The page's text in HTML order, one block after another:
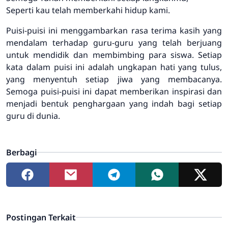
Seperti kau telah memberkahi hidup kami.
Puisi-puisi ini menggambarkan rasa terima kasih yang
mendalam terhadap guru-guru yang telah berjuang
untuk mendidik dan membimbing para siswa. Setiap
kata dalam puisi ini adalah ungkapan hati yang tulus,
yang menyentuh setiap jiwa yang membacanya.
Semoga puisi-puisi ini dapat memberikan inspirasi dan
menjadi bentuk penghargaan yang indah bagi setiap
guru di dunia.
Berbagi
Postingan Terkait